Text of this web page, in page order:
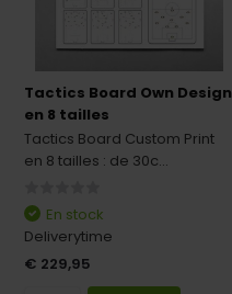
Tactics Board Own Design
en 8 tailles
Tactics Board Custom Print
en 8 tailles : de 30c...
En stock
Deliverytime
€ 229,95